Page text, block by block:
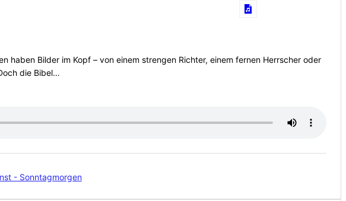
haben Bilder im Kopf – von einem strengen Richter, einem fernen Herrscher oder
die Bibel…
- Sonntagmorgen